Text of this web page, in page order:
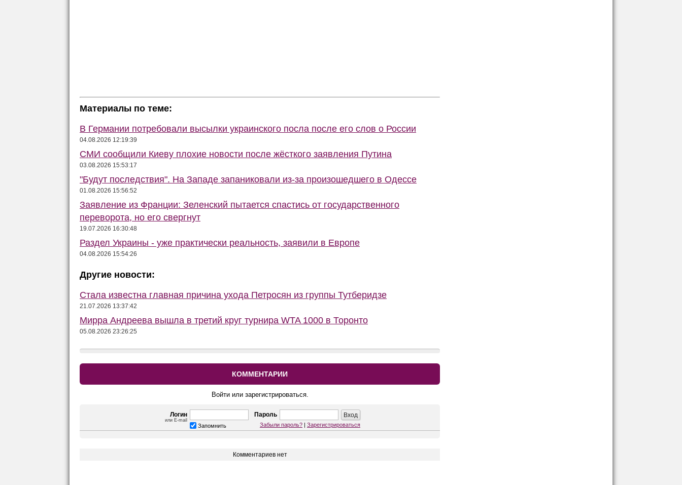
Материалы по теме:
В Германии потребовали высылки украинского посла после его слов о России
04.08.2026 12:19:39
СМИ сообщили Киеву плохие новости после жёсткого заявления Путина
03.08.2026 15:53:17
"Будут последствия". На Западе запаниковали из-за произошедшего в Одессе
01.08.2026 15:56:52
Заявление из Франции: Зеленский пытается спастись от государственного
переворота, но его свергнут
19.07.2026 16:30:48
Раздел Украины - уже практически реальность, заявили в Европе
04.08.2026 15:54:26
Другие новости:
Стала известна главная причина ухода Петросян из группы Тутберидзе
21.07.2026 13:37:42
Мирра Андреева вышла в третий круг турнира WTA 1000 в Торонто
05.08.2026 23:26:25
КОММЕНТАРИИ
Войти или зарегистрироваться.
Логин
или E-mail
Пароль
Запомнить Забыли пароль? | Зарегистрироваться
Комментариев нет